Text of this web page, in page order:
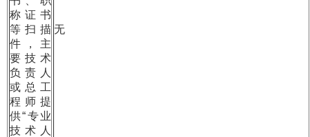
称证书
等扫描
件，主
要技术
负责人
或总工
程师提
供“专业
技术人
无